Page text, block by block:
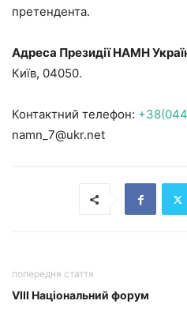
претендента.
Адреса Президії НАМН
Київ, 04050.
Контактний телефон:
namn_7@ukr.net
попередня стаття
VIII Національний форум